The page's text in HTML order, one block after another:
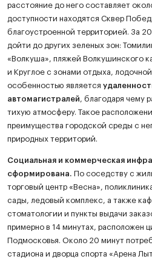
расстояние до него составляет
доступности находятся Сквер
благоустроенной территорией. За
дойти до других зеленых зон:
«Волкуша», пляжей Волкушинского
и Круглое с зонами отдыха,
особенностью является
автомагистралей , благодаря чему
тихую атмосферу. Такое
преимущества городской среды с
природных территорий.
Социальная и коммерческая
сформирована.
По соседству с
торговый центр «Весна»,
сады, ледовый комплекс, а также
стоматологии и пункты выдачи
примерно в 14 минутах, расположен
Подмосковья. Около 20 минут
стадиона и дворца спорта «Арена